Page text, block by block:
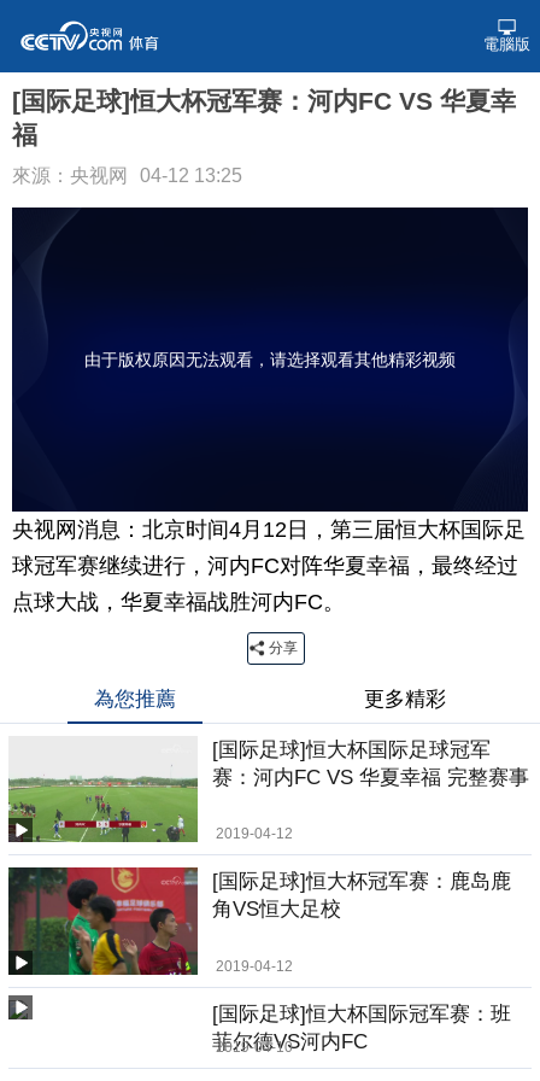
電腦版
[国际足球]恒大杯冠军赛：河内FC VS 华夏幸
福
來源：央视网 04-12 13:25
由于版权原因无法观看，请选择观看其他精彩视频
央视网消息：北京时间4月12日，第三届恒大杯国际足
球冠军赛继续进行，河内FC对阵华夏幸福，最终经过
点球大战，华夏幸福战胜河内FC。
分享
為您推薦 更多精彩
[国际足球]恒大杯国际足球冠军
赛：河内FC VS 华夏幸福 完整赛事
2019-04-12
[国际足球]恒大杯冠军赛：鹿岛鹿
角VS恒大足校
2019-04-12
[国际足球]恒大杯国际冠军赛：班
菲尔德VS河内FC
2019-04-10